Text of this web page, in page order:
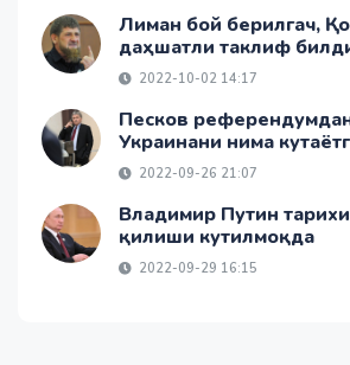
Лиман бой берилгач,
даҳшатли таклиф
2022-10-02 14:17
Песков
Украинани нима
2022-09-26 21:07
Владимир Путин
қилиши кутилмоқда
2022-09-29 16:15